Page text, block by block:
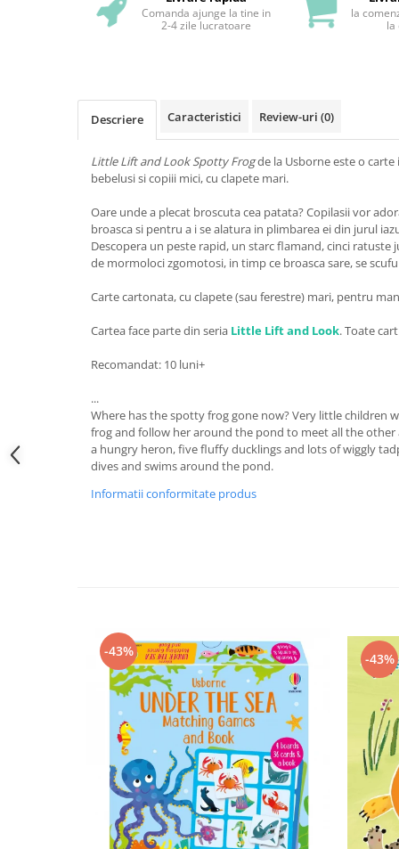
Comanda ajunge la tine in
2-4 zile lucratoare
la
la
Descriere Caracteristici Review-uri (0)
Little Lift and Look Spotty Frogde la Usborne este o
bebelusi si copiii mici, cu clapete mari.
Oare unde a plecat broscuta cea patata? Copilasii vor
broasca si pentru a i se alatura in plimbarea ei din jurul
Descopera un peste rapid, un starc flamand, cinci ratuste
de mormoloci zgomotosi, in timp ce broasca sare, se
Carte cartonata, cu clapete (sau ferestre) mari, pentru
Cartea face parte din seria Little Lift and Look. Toate
Recomandat: 10 luni+
...
Where has the spotty frog gone now? Very little children
frog and follow her around the pond to meet all the other
a hungry heron, five fluffy ducklings and lots of wiggly
dives and swims around the pond.
Informatii conformitate produs
-43% -43%